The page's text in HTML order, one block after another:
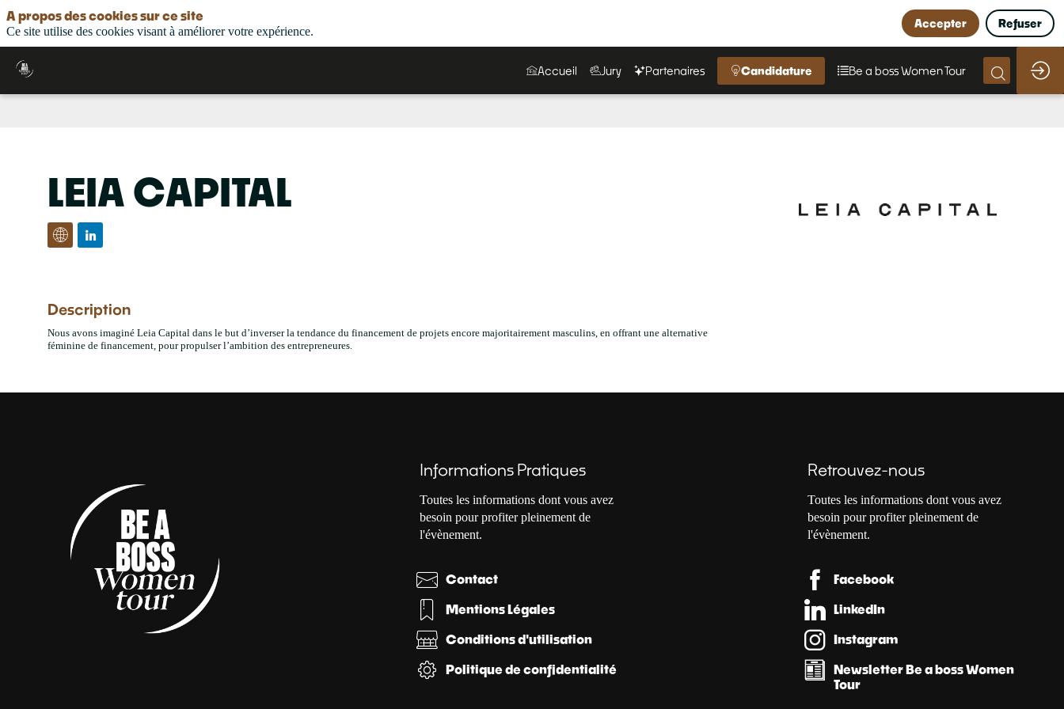
Accueil Jury Partenaires Candidature Be a boss Women Tour
LEIA CAPITAL
Description
Nous avons imaginé Leia Capital dans le but d’inverser la tendance du financement de projets encore majoritairement masculins, en offrant une alternative
féminine de financement, pour propulser l’ambition des entrepreneures.
Informations Pratiques
Toutes les informations dont vous avez
besoin pour profiter pleinement de
l'évènement.
Contact
Mentions Légales
Conditions d'utilisation
Politique de confidentialité
Retrouvez-nous
Toutes les informations dont vous avez
besoin pour profiter pleinement de
l'évènement.
Facebook
LinkedIn
Instagram
Newsletter Be a boss Women
Tour
A propos des cookies sur ce site
Ce site utilise des cookies visant à améliorer votre expérience.
Accepter Refuser